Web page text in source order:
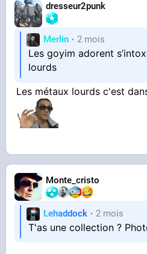
dresseur2punk
Merlin 2 mois
Les goyim adorent
lourds
Les métaux lourds c'est
Monte_cristo
Lehaddock 2 mois
T'as une collection ?